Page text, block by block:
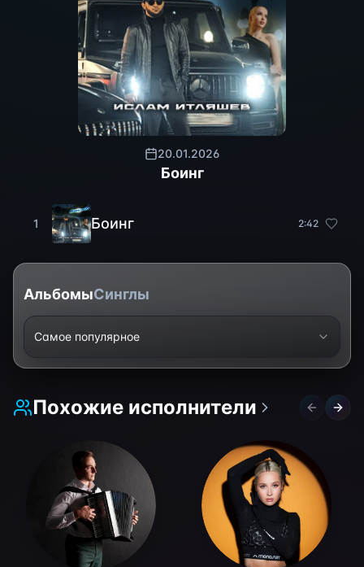
20.01.2026
Боинг
1 Боинг 2:42
АльбомыСинглы
Самое популярное
Похожие исполнители Previous